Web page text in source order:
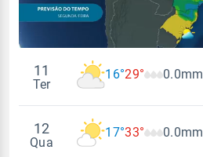
11
Ter
16°29° 0.0mm
MadrugadaManhãTarde
12
Qua
17°33° 0.0mm